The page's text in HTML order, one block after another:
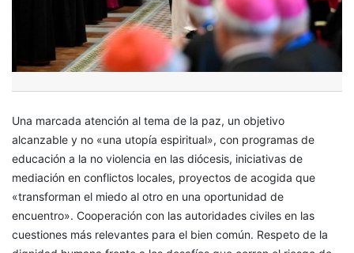
Una marcada atención al tema de la paz, un objetivo
alcanzable y no «una utopía espiritual», con programas de
educación a la no violencia en las diócesis, iniciativas de
mediación en conflictos locales, proyectos de acogida que
«transforman el miedo al otro en una oportunidad de
encuentro». Cooperación con las autoridades civiles en las
cuestiones más relevantes para el bien común. Respeto de la